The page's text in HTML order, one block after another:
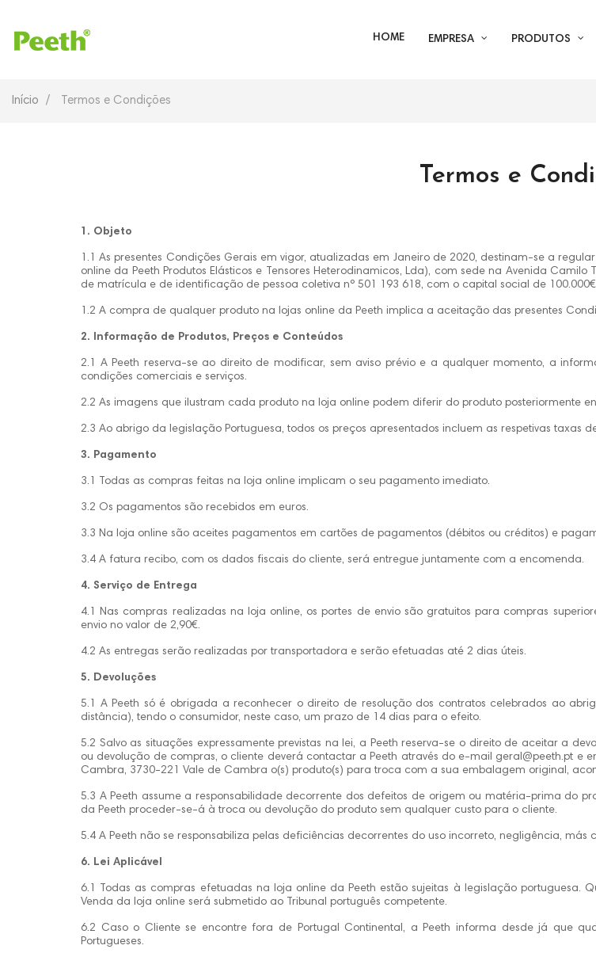
HOME EMPRESA PRODUTOS
Início Termos e Condições
Termos e
1. Objeto
1.1 As presentes Condições Gerais em vigor, atualizadas em Janeiro de 2020, destinam-se a
online da Peeth Produtos Elásticos e Tensores Heterodinamicos, Lda), com sede na Avenida
de matrícula e de identificação de pessoa coletiva nº 501 193 618, com o capital social de
1.2 A compra de qualquer produto na lojas online da Peeth implica a aceitação das presentes
2. Informação de Produtos, Preços e Conteúdos
2.1 A Peeth reserva-se ao direito de modificar, sem aviso prévio e a qualquer momento, a
condições comerciais e serviços.
2.2 As imagens que ilustram cada produto na loja online podem diferir do produto posteriormente
2.3 Ao abrigo da legislação Portuguesa, todos os preços apresentados incluem as respetivas taxas
3. Pagamento
3.1 Todas as compras feitas na loja online implicam o seu pagamento imediato.
3.2 Os pagamentos são recebidos em euros.
3.3 Na loja online são aceites pagamentos em cartões de pagamentos (débitos ou créditos) e
3.4 A fatura recibo, com os dados fiscais do cliente, será entregue juntamente com a encomenda.
4. Serviço de Entrega
4.1 Nas compras realizadas na loja online, os portes de envio são gratuitos para compras
envio no valor de 2,90€.
4.2 As entregas serão realizadas por transportadora e serão efetuadas até 2 dias úteis.
5. Devoluções
5.1 A Peeth só é obrigada a reconhecer o direito de resolução dos contratos celebrados ao
distância), tendo o consumidor, neste caso, um prazo de 14 dias para o efeito.
5.2 Salvo as situações expressamente previstas na lei, a Peeth reserva-se o direito de aceitar a
ou devolução de compras, o cliente deverá contactar a Peeth através do e-mail geral@peeth.pt e
Cambra, 3730-221 Vale de Cambra o(s) produto(s) para troca com a sua embalagem original,
5.3 A Peeth assume a responsabilidade decorrente dos defeitos de origem ou matéria-prima do
da Peeth proceder-se-á à troca ou devolução do produto sem qualquer custo para o cliente.
5.4 A Peeth não se responsabiliza pelas deficiências decorrentes do uso incorreto, negligência,
6. Lei Aplicável
6.1 Todas as compras efetuadas na loja online da Peeth estão sujeitas à legislação
Venda da loja online será submetido ao Tribunal português competente.
6.2 Caso o Cliente se encontre fora de Portugal Continental, a Peeth informa desde já que
Portugueses.